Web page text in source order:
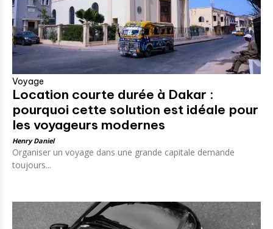
Voyage
Location courte durée à Dakar :
pourquoi cette solution est idéale pour
les voyageurs modernes
Henry Daniel
Organiser un voyage dans une grande capitale demande
toujours...